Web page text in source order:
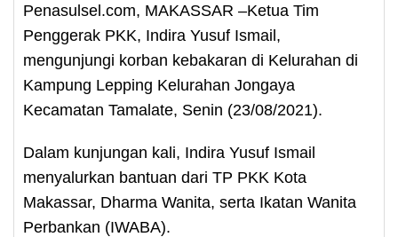
Penasulsel.com, MAKASSAR –Ketua Tim
Penggerak PKK, Indira Yusuf Ismail,
mengunjungi korban kebakaran di Kelurahan di
Kampung Lepping Kelurahan Jongaya
Kecamatan Tamalate, Senin (23/08/2021).
Dalam kunjungan kali, Indira Yusuf Ismail
menyalurkan bantuan dari TP PKK Kota
Makassar, Dharma Wanita, serta Ikatan Wanita
Perbankan (IWABA).